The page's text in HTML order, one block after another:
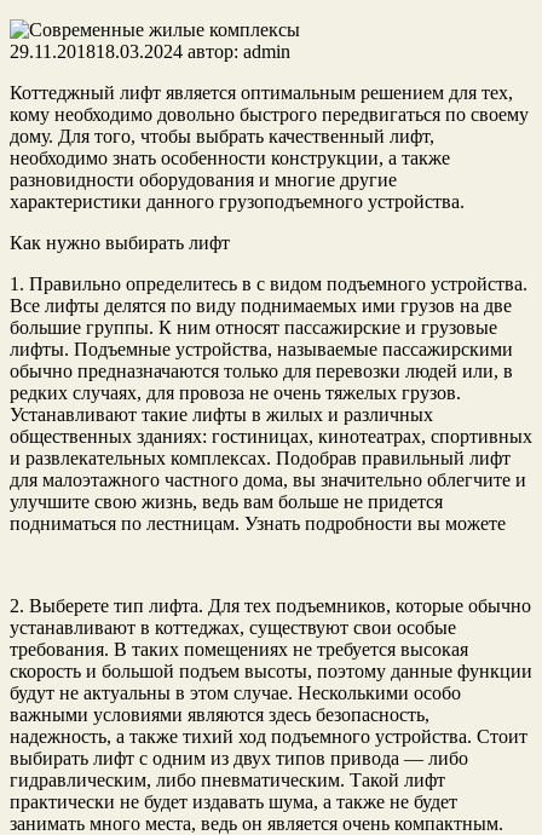
29.11.201818.03.2024 автор: admin
Коттеджный лифт является оптимальным решением для тех,
кому необходимо довольно быстрого передвигаться по своему
дому. Для того, чтобы выбрать качественный лифт,
необходимо знать особенности конструкции, а также
разновидности оборудования и многие другие
характеристики данного грузоподъемного устройства.
Как нужно выбирать лифт
1. Правильно определитесь в с видом подъемного устройства.
Все лифты делятся по виду поднимаемых ими грузов на две
большие группы. К ним относят пассажирские и грузовые
лифты. Подъемные устройства, называемые пассажирскими
обычно предназначаются только для перевозки людей или, в
редких случаях, для провоза не очень тяжелых грузов.
Устанавливают такие лифты в жилых и различных
общественных зданиях: гостиницах, кинотеатрах, спортивных
и развлекательных комплексах. Подобрав правильный лифт
для малоэтажного частного дома, вы значительно облегчите и
улучшите свою жизнь, ведь вам больше не придется
подниматься по лестницам. Узнать подробности вы можете
2. Выберете тип лифта. Для тех подъемников, которые обычно
устанавливают в коттеджах, существуют свои особые
требования. В таких помещениях не требуется высокая
скорость и большой подъем высоты, поэтому данные функции
будут не актуальны в этом случае. Несколькими особо
важными условиями являются здесь безопасность,
надежность, а также тихий ход подъемного устройства. Стоит
выбирать лифт с одним из двух типов привода — либо
гидравлическим, либо пневматическим. Такой лифт
практически не будет издавать шума, а также не будет
занимать много места, ведь он является очень компактным.